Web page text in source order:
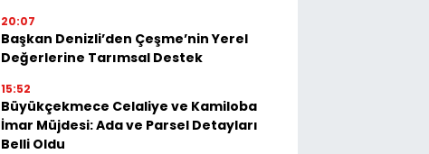
20:07
Başkan Denizli’den Çeşme’nin Yerel
Değerlerine Tarımsal Destek
15:52
Büyükçekmece Celaliye ve Kamiloba
İmar Müjdesi: Ada ve Parsel Detayları
Belli Oldu